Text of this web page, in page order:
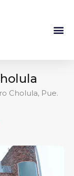
Cholula, Pue.